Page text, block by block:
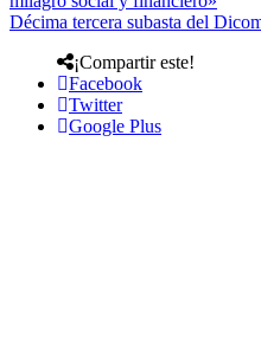
Décima tercera subasta del
¡Compartir este!
Facebook
Twitter
Google Plus